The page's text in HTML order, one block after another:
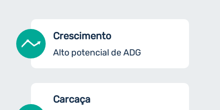
Crescimento
Alto potencial de ADG
Carcaça